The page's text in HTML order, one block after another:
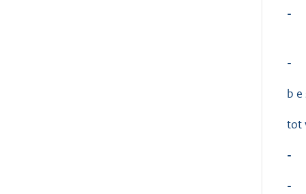
-
-
b e
tot
-
-